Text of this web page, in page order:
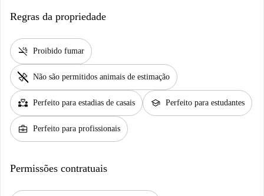
Regras da propriedade
smoke_free Proibido fumar
pet_supplies Não são permitidos animais de estimação
partner_heart Perfeito para estadias de casais school Perfeito para estudantes
business_center Perfeito para profissionais
Permissões contratuais